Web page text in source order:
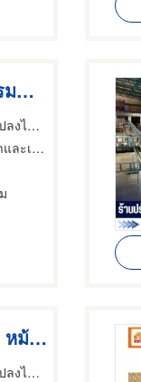
รับซื้อแอร์ชิลเลอร์อุตสาหกรรมจำนวนมาก
รับซื้อแอร์ แอร์ชิลเลอร์ เครื่องจักร หม้อแปลงไฟฟ้า ทุกรุ่น - PYP Recycle
เหล็ก
รับซื้อหม้อแปลงอุตสาหกรรม หม้อแปลงไฟฟ้าแรงสูง
รับซื้อแอร์ แอร์ชิลเลอร์ เครื่องจักร หม้อแปลงไฟฟ้า ทุกรุ่น - PYP Recycle